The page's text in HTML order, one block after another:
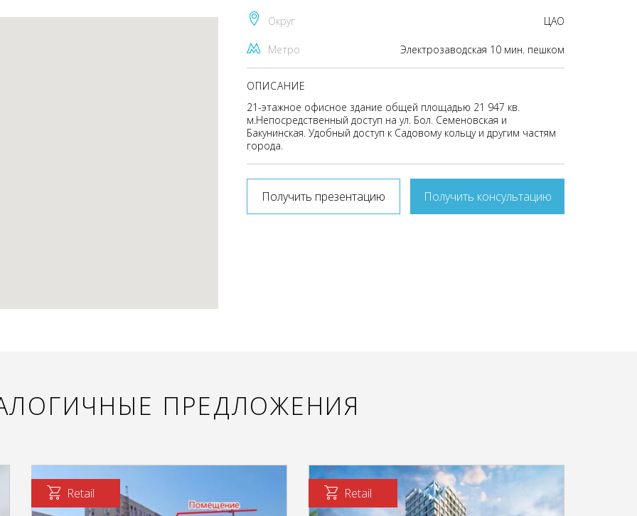
Округ ЦАО
Метро Электрозаводская 10 мин. пешком
ОПИСАНИЕ
21-этажное офисное здание общей площадью 21 947 кв.
м.Непосредственный доступ на ул. Бол. Семеновская и
Бакунинская. Удобный доступ к Садовому кольцу и другим частям
города.
Получить презентацию Получить консультацию
ПРЕДЛОЖЕНИЯ
Retail Retail